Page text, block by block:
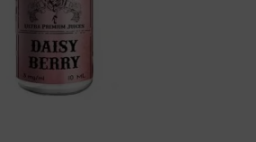
grenade, mûre.
nicotiné. Fabriqué